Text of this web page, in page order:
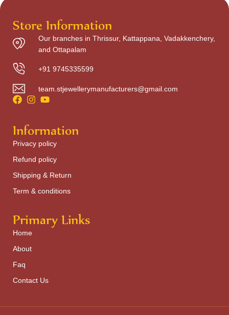
Store Information
Our branches in Thrissur, Kattappana, Vadakkenchery,
and Ottapalam
+91 9745335599
team.stjewellerymanufacturers@gmail.com
Information
Privacy policy
Refund policy
Shipping & Return
Term & conditions
Primary Links
Home
About
Faq
Contact Us